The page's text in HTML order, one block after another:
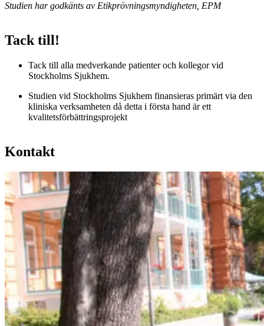
Studien har godkänts av Etikprövningsmyndigheten, EPM
Tack till!
Tack till alla medverkande patienter och kollegor vid
Stockholms Sjukhem.
Studien vid Stockholms Sjukhem finansieras primärt via den
kliniska verksamheten då detta i första hand är ett
kvalitetsförbättringsprojekt
Kontakt